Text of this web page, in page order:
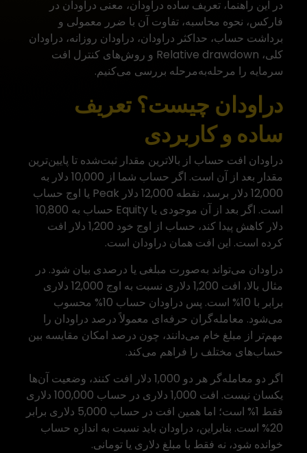
در این راهنما، تعریف ساده دراودان، معنی دراودان در
فارکس، نحوه محاسبه، تفاوت آن با ضرر معمولی و
برداشت حساب، حداکثر دراودان، دراودان روزانه، دراودان
کلی، Relative drawdown و روش‌های کنترل افت
سرمایه را مرحله‌به‌مرحله بررسی می‌کنیم.
دراودان چیست؟ تعریف
ساده و کاربردی
دراودان افت حساب از بالاترین مقدار ثبت‌شده تا پایین‌ترین
مقدار بعد از آن است. اگر حساب شما از 10,000 دلار به
12,000 دلار برسد، نقطه 12,000 دلار Peak یا اوج حساب
است. اگر بعد از آن موجودی یا Equity حساب به 10,800
دلار کاهش پیدا کند، حساب از اوج خود 1,200 دلار افت
کرده است. این افت همان دراودان است.
دراودان می‌تواند به‌صورت مبلغی یا درصدی بیان شود. در
مثال بالا، افت 1,200 دلاری نسبت به اوج 12,000 دلاری
برابر با 10% است. پس دراودان حساب 10% محسوب
می‌شود. معامله‌گران حرفه‌ای معمولاً درصد دراودان را
مهم‌تر از مبلغ خام می‌دانند، چون درصد امکان مقایسه بین
حساب‌های مختلف را فراهم می‌کند.
اگر دو معامله‌گر هر دو 1,000 دلار افت کنند، وضعیت آن‌ها
یکسان نیست. افت 1,000 دلاری در حساب 100,000 دلاری
فقط 1% است؛ اما همین افت در حساب 5,000 دلاری برابر
20% است. بنابراین، دراودان باید نسبت به اندازه حساب
خوانده شود، نه فقط با مبلغ دلاری یا تومانی.